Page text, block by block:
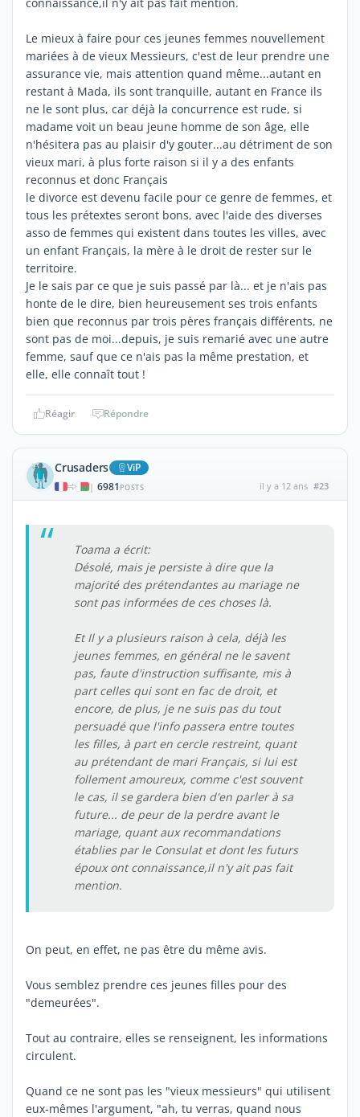
Le mieux à faire pour ces jeunes femmes nouvellement
mariées à de vieux Messieurs, c'est de leur prendre une
assurance vie, mais attention quand même...autant en
restant à Mada, ils sont tranquille, autant en France ils
ne le sont plus, car déjà la concurrence est rude, si
madame voit un beau jeune homme de son âge, elle
n'hésitera pas au plaisir d'y gouter...au détriment de son
vieux mari, à plus forte raison si il y a des enfants
reconnus et donc Français
le divorce est devenu facile pour ce genre de femmes, et
tous les prétextes seront bons, avec l'aide des diverses
asso de femmes qui existent dans toutes les villes, avec
un enfant Français, la mère à le droit de rester sur le
territoire.
Je le sais par ce que je suis passé par là... et je n'ais pas
honte de le dire, bien heureusement ses trois enfants
bien que reconnus par trois pères français différents, ne
sont pas de moi...depuis, je suis remarié avec une autre
femme, sauf que ce n'ais pas la même prestation, et
elle, elle connaît tout !
Réagir Répondre
Crusaders ViP
| 6981 POSTS il y a 12 ans #23
Toama a écrit:
Désolé, mais je persiste à dire que la
majorité des prétendantes au mariage ne
sont pas informées de ces choses là.
Et Il y a plusieurs raison à cela, déjà les
jeunes femmes, en général ne le savent
pas, faute d'instruction suffisante, mis à
part celles qui sont en fac de droit, et
encore, de plus, je ne suis pas du tout
persuadé que l'info passera entre toutes
les filles, à part en cercle restreint, quant
au prétendant de mari Français, si lui est
follement amoureux, comme c'est souvent
le cas, il se gardera bien d'en parler à sa
future... de peur de la perdre avant le
mariage, quant aux recommandations
établies par le Consulat et dont les futurs
époux ont connaissance,il n'y ait pas fait
mention.
On peut, en effet, ne pas être du même avis.
Vous semblez prendre ces jeunes filles pour des
"demeurées".
Tout au contraire, elles se renseignent, les informations
circulent.
Quand ce ne sont pas les "vieux messieurs" qui utilisent
eux-mêmes l'argument, "ah, tu verras, quand nous